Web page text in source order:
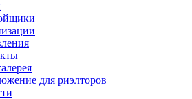
для риэлторов